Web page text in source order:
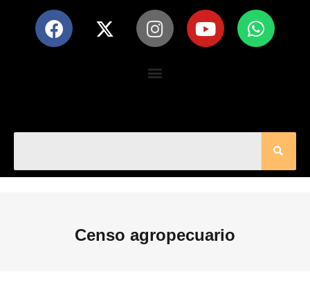
Censo agropecuario